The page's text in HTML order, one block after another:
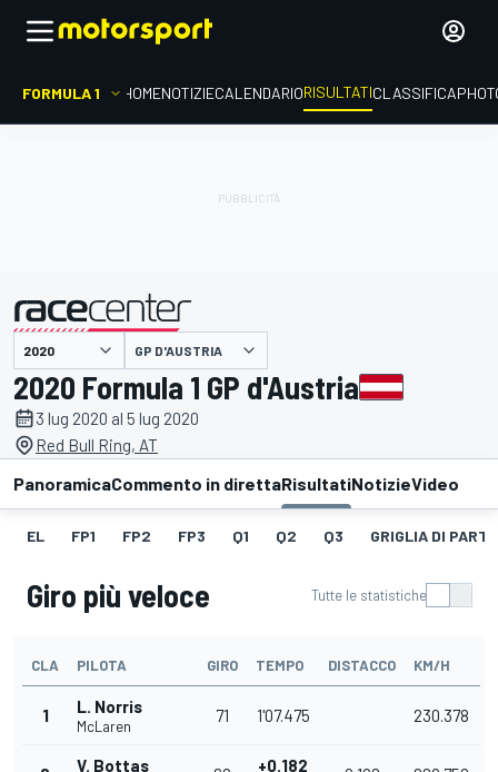
FORMULA 1 HOMENOTIZIECALENDARIORISULTATICLASSIFICA
presentato da GP D'AUSTRIA
2020 Formula 1 GP d'Austria
3 lug 2020 al 5 lug 2020
Red Bull Ring, AT
PanoramicaCommento in direttaRisultatiNotizieVideo
EL FP1 FP2 FP3 Q1 Q2 Q3 GRIGLIA DI
Giro più veloce Tutte le statistiche
CLA PILOTA GIRO TEMPO DISTACCO KM/H
1 L. Norris
McLaren
71 1'07.475 230.378
V. Bottas +0.182